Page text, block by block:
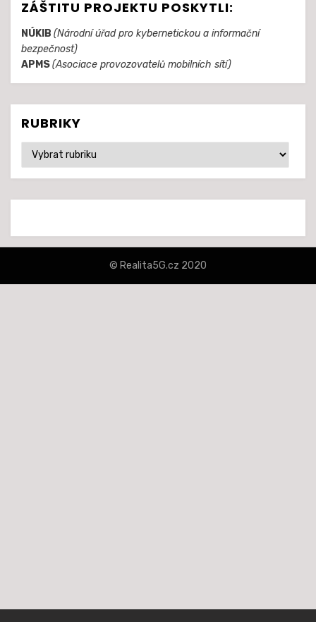
ZÁŠTITU PROJEKTU POSKYTLI:
NÚKIB (Národní úřad pro kybernetickou a informační
bezpečnost)
APMS(Asociace provozovatelů mobilních sítí)
RUBRIKY
Rubriky
© Realita5G.cz 2020
šablona Amphibious odTemplatePocket ⋅Běží na platforměWordPress